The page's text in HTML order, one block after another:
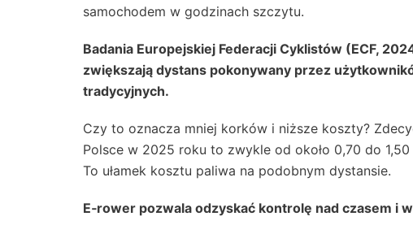
samochodem w godzinach szczytu.
Badania Europejskiej Federacji Cyklistów (ECF,
zwiększają dystans pokonywany przez
tradycyjnych.
Czy to oznacza mniej korków i niższe koszty?
Polsce w 2025 roku to zwykle od około 0,70 do
To ułamek kosztu paliwa na podobnym dystansie.
E‑rower pozwala odzyskać kontrolę nad czasem i